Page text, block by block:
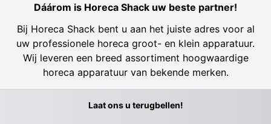
Dáárom is Horeca Shack uw beste partner!
Bij Horeca Shack bent u aan het juiste adres voor al
uw professionele horeca groot- en klein apparatuur.
Wij leveren een breed assortiment hoogwaardige
horeca apparatuur van bekende merken.
Laat ons u terugbellen!